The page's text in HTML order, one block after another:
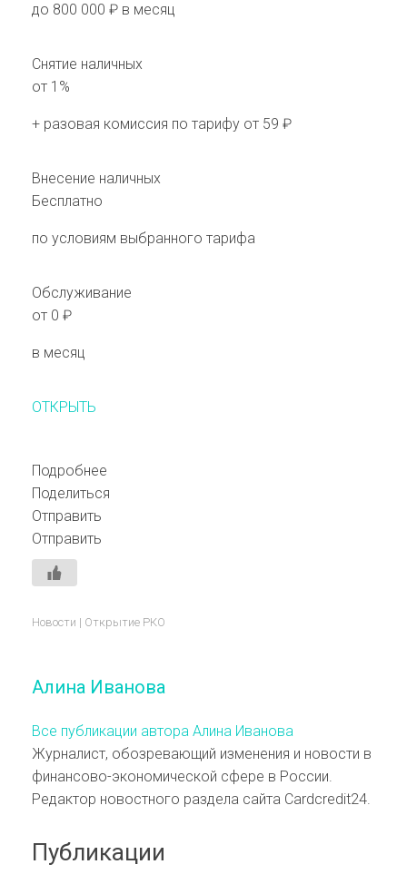
до 800 000 ₽ в месяц
Снятие наличных
от 1%
+ разовая комиссия по тарифу от 59 ₽
Внесение наличных
Бесплатно
по условиям выбранного тарифа
Обслуживание
от 0 ₽
в месяц
ОТКРЫТЬ
Подробнее
Поделиться
Отправить
Отправить
Новости | Открытие РКО
Алина Иванова
Все публикации автора Алина Иванова
Журналист, обозревающий изменения и новости в
финансово-экономической сфере в России.
Редактор новостного раздела сайта Cardcredit24.
Публикации